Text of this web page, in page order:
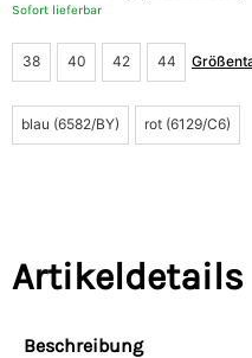
Sofort lieferbar
38 40 42 44
blau (6582/BY) rot (6129/C6)
Artikeldetails
Beschreibung